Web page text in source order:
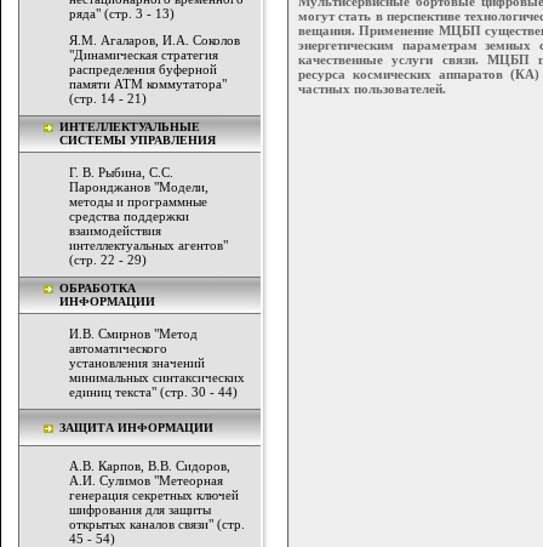
ряда" (стр. 3 - 13)
Я.М. Агаларов, И.А. Соколов
"Динамическая стратегия
распределения буферной
памяти АТМ коммутатора"
(стр. 14 - 21)
ИНТЕЛЛЕКТУАЛЬНЫЕ
СИСТЕМЫ УПРАВЛЕНИЯ
Г. В. Рыбина, С.С.
Паронджанов "Модели,
методы и программные
средства поддержки
взаимодействия
интеллектуальных агентов"
(стр. 22 - 29)
ОБРАБОТКА
ИНФОРМАЦИИ
И.В. Смирнов "Метод
автоматического
установления значений
минимальных синтаксических
единиц текста" (стр. 30 - 44)
ЗАЩИТА ИНФОРМАЦИИ
А.В. Карпов, В.В. Сидоров,
А.И. Сулимов "Метеорная
генерация секретных ключей
шифрования для защиты
открытых каналов связи" (стр.
45 - 54)
могут стать в перспективе
вещания. Применение МЦБП
энергетическим параметрам
качественные услуги связи. МЦБП
ресурса космических аппаратов
частных пользователей.